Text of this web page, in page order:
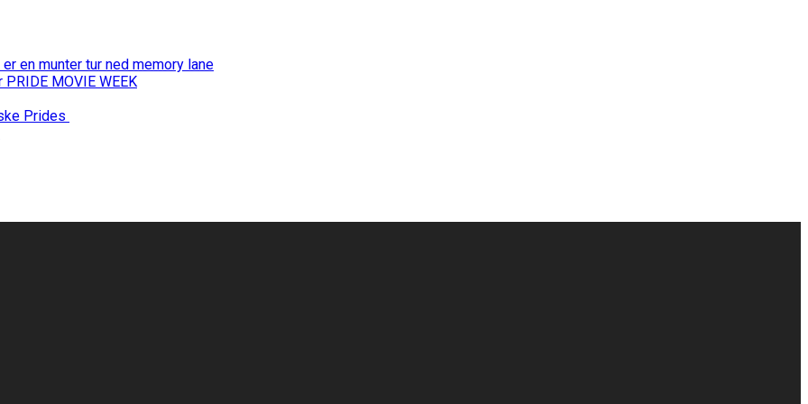
en munter tur ned memory lane
MOVIE WEEK
Prides